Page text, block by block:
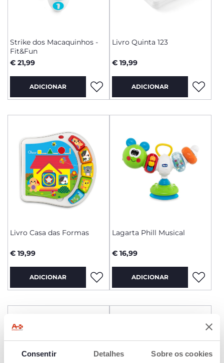
Consentir Detalhes Sobre os cookies
Strike dos Macaquinhos -
Fit&Fun
€ 21,99
ADICIONAR
Livro Quinta 123
€ 19,99
ADICIONAR
Livro Casa das Formas
€ 19,99
ADICIONAR
Lagarta Phill Musical
€ 16,99
ADICIONAR